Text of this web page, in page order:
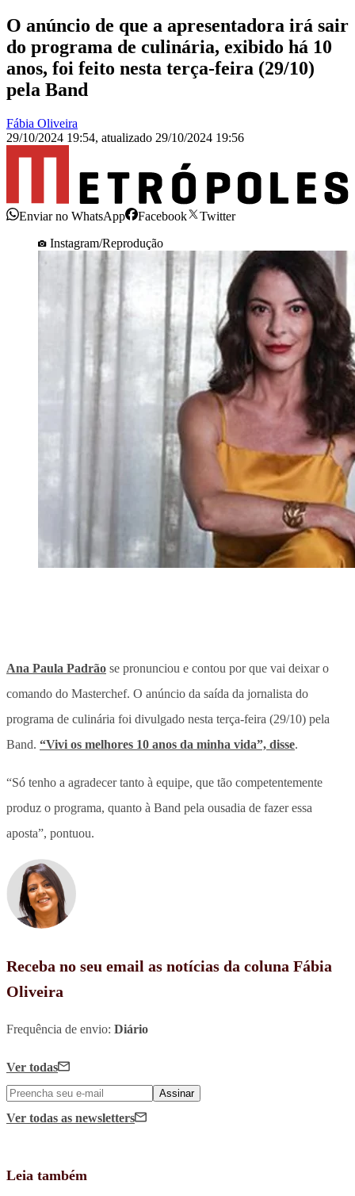
O anúncio de que a apresentadora irá sair
do programa de culinária, exibido há 10
anos, foi feito nesta terça-feira (29/10)
pela Band
Fábia Oliveira
29/10/2024 19:54, atualizado 29/10/2024 19:56
Enviar no WhatsApp Facebook
Twitter
Instagram/Reprodução
Ana Paula Padrão se pronunciou e contou por que vai deixar o
comando do Masterchef. O anúncio da saída da jornalista do
programa de culinária foi divulgado nesta terça-feira (29/10) pela
Band. “Vivi os melhores 10 anos da minha vida”, disse.
“Só tenho a agradecer tanto à equipe, que tão competentemente
produz o programa, quanto à Band pela ousadia de fazer essa
aposta”, pontuou.
Receba no seu email as notícias da coluna Fábia
Oliveira
Frequência de envio: Diário
Ver todas
Assinar
Ver todas as newsletters
Leia também